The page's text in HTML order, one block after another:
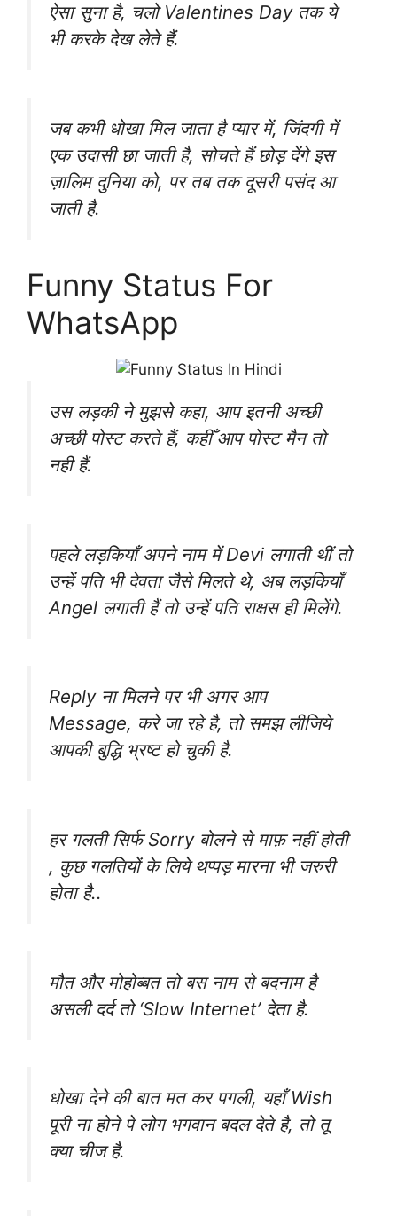
ऐसा सुना है, चलो Valentines Day तक ये
भी करके देख लेते हैं.
जब कभी धोखा मिल जाता है प्यार में, जिंदगी में
एक उदासी छा जाती है, सोचते हैं छोड़ देंगे इस
ज़ालिम दुनिया को, पर तब तक दूसरी पसंद आ
जाती है.
Funny Status For
WhatsApp
उस लड़की ने मुझसे कहा, आप इतनी अच्छी
अच्छी पोस्ट करते हैं, कहीँ आप पोस्ट मैन तो
नही हैं.
पहले लड़कियाँ अपने नाम में Devi लगाती थीं तो
उन्हें पति भी देवता जैसे मिलते थे, अब लड़कियाँ
Angel लगाती हैं तो उन्हें पति राक्षस ही मिलेंगे.
Reply ना मिलने पर भी अगर आप
Message, करे जा रहे है, तो समझ लीजिये
आपकी बुद्धि भ्रष्ट हो चुकी है.
हर गलती सिर्फ Sorry बोलने से माफ़ नहीं होती
, कुछ गलतियों के लिये थप्पड़ मारना भी जरुरी
होता है..
मौत और मोहोब्बत तो बस नाम से बदनाम है
असली दर्द तो ‘Slow Internet’ देता है.
धोखा देने की बात मत कर पगली, यहाँ ‪Wish‬
पूरी ना होने पे लोग ‪भगवान‬ बदल देते है, तो तू
क्या चीज है.